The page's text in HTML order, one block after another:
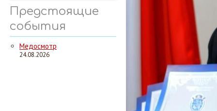
Предстоящие
события
Медосмотр
24.08.2026